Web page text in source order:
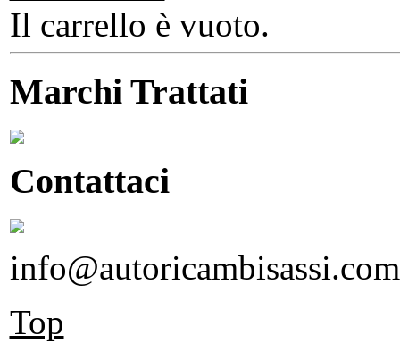
Il carrello è vuoto.
Marchi Trattati
Contattaci
info@autoricambisassi.com
Top